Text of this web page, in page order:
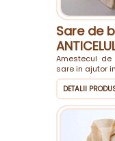
Sare de
Amestecul
sare in ajutor
DETALII